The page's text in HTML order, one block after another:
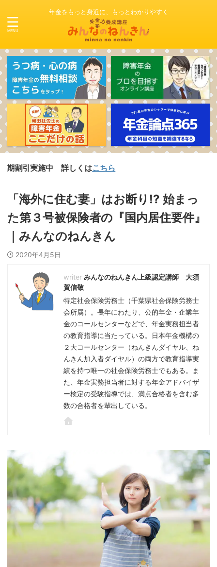
年金をもっと身近に、もっとわかりやすく
中 詳しくはこちら
「海外に住む妻」はお断り!? 始まっ
た第３号被保険者の『国内居住要件』
｜みんなのねんきん
2020年4月5日
みんなのねんきん上級認定講師 大須
賀信敬
特定社会保険労務士（千葉県社会保険労務士
会所属）。長年にわたり、公的年金・企業年
金のコールセンターなどで、年金実務担当者
の教育指導に当たっている。日本年金機構の
２大コールセンター（ねんきんダイヤル、ね
んきん加入者ダイヤル）の両方で教育指導実
績を持つ唯一の社会保険労務士でもある。ま
た、年金実務担当者に対する年金アドバイザ
ー検定の受験指導では、満点合格者を含む多
数の合格者を輩出している。